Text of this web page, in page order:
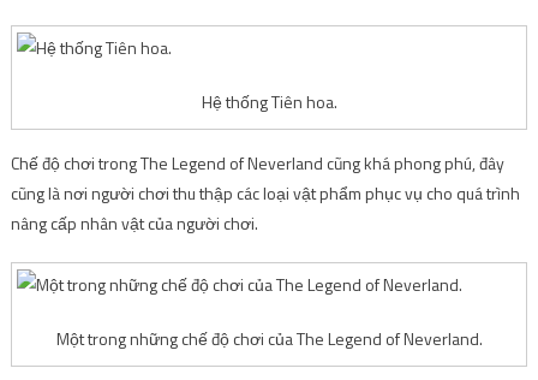
Hệ thống Tiên hoa.
Chế độ chơi trong The Legend of Neverland cũng khá phong phú, đây
cũng là nơi người chơi thu thập các loại vật phẩm phục vụ cho quá trình
nâng cấp nhân vật của người chơi.
Một trong những chế độ chơi của The Legend of Neverland.